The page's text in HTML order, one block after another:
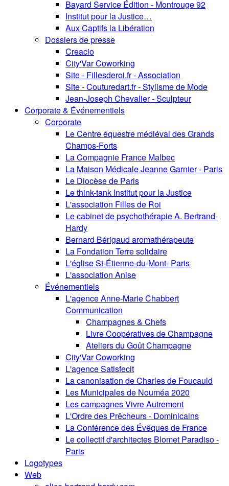
Bayard Service Édition - Montrouge 92
Institut pour la Justice…
Aux Captifs la Libération
Dossiers de presse
Creacio
City'Var Coworking
Site - Fillesderoi.fr - Association
Site - Couturedart.fr - Stylisme de Mode
Jean-Joseph Chevalier - Sculpteur
Corporate & Événementiels
Corporate
Le Centre équestre médiéval des Grands
Champs-Forts
La Compagnie France Malbec
La Maison Médicale Jeanne Garnier - Paris
Le Diocèse de Paris
Le think-tank Institut pour la Justice
L'association Filles de Roi
Le cabinet de psychothérapie A. Bertrand-
Hardy
Bernard Bérigaud aromathérapeute
La Fondation Terre solidaire
L'église St-Étienne-du-Mont- Paris
L'association Anise
Événementiels
L'agence Anne-Marie Chabbert
Communication
Champagnes & Chefs
Livre Coopératives de Champagne
Ateliers du Goût Champagne
City'Var Coworking
L'agence Satisfecit
La canonisation de Charles de Foucauld
Les Municipales de Nouméa 2020
Les campagnes Vivre Autrement
L'Ordre des Prêcheurs - Dominicains
La Conférence des Évêques de France
Le collectif d'architectes Blomet Paradiso -
Paris
Logotypes
Web